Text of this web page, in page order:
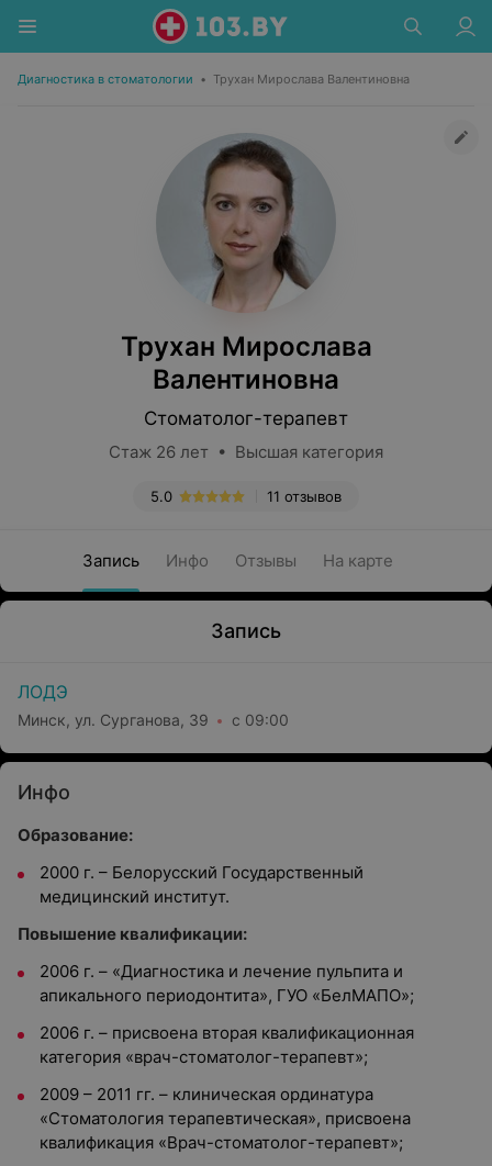
Диагностика в стоматологии • Трухан Мирослава Валентиновна
Трухан Мирослава
Валентиновна
Стоматолог-терапевт
Стаж 26 лет • Высшая категория
11 отзывов
5.0
Запись Инфо Отзывы На карте
Запись
ЛОДЭ
Минск, ул. Сурганова, 39 с 09:00
Инфо
Образование:
2000 г. – Белорусский Государственный
медицинский институт.
Повышение квалификации:
2006 г. – «Диагностика и лечение пульпита и
апикального периодонтита», ГУО «БелМАПО»;
2006 г. – присвоена вторая квалификационная
категория «врач-стоматолог-терапевт»;
2009 – 2011 гг. – клиническая ординатура
«Стоматология терапевтическая», присвоена
квалификация «Врач-стоматолог-терапевт»;